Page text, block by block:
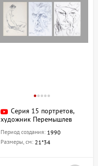
Серия 15 портретов,
художник Перемышлев
Период создания: 1990
Размеры, см: 21*34